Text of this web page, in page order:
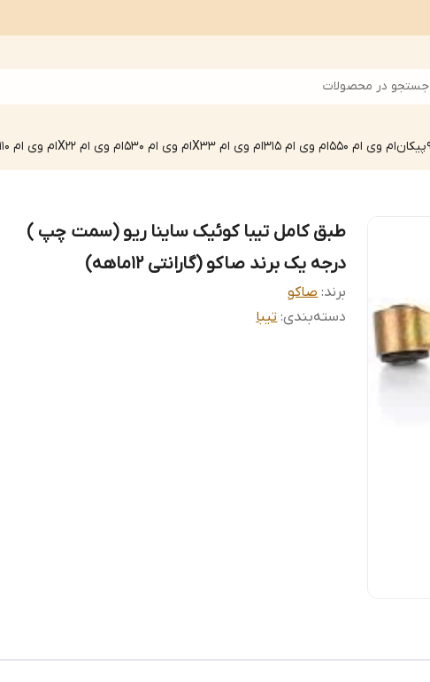
جستجو در محصولات
پیکانام وی ام 550 ام وی ام 315 ام وی ام X33 ام وی ام 530 ام وی ام X22 ام وی ام 110
طبق کامل تیبا کوئیک ساینا ریو (سمت چپ )
درجه یک برند صاکو (گارانتی 12ماهه)
برند: صاکو
دسته‌بندی:تیبا